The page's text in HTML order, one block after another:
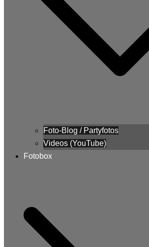
Foto-Blog / Partyfotos
Videos (YouTube)
Fotobox